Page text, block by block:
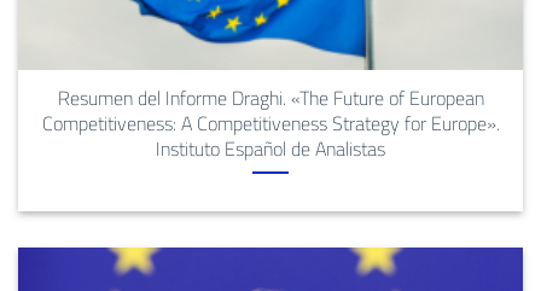
Resumen del Informe Draghi. «The Future of European
Competitiveness: A Competitiveness Strategy for Europe».
Instituto Español de Analistas